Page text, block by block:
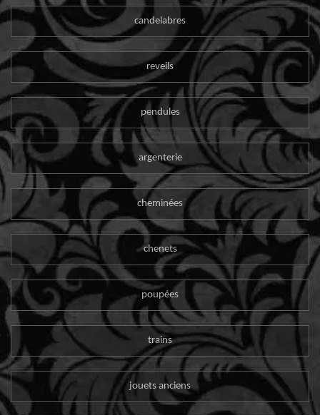
candelabres
reveils
pendules
argenterie
cheminées
chenets
poupées
trains
jouets anciens